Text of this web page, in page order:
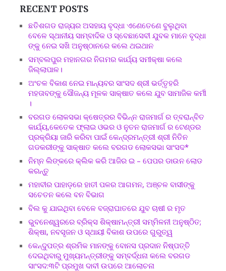
RECENT POSTS
ଛତିଶଗଡ ରାଜ୍ୟର ଅସହାୟ ବୃଦ୍ଧା ଏଣେତେଣେ ବୁଲୁଥିବା
ବେଳେ ସ୍ଥାନୀୟ ସାମ୍ବାଦିକ ଓ ସ୍ବେଛାସେବୀ ଯୁବକ ମାନେ ବୃଦ୍ଧା
ଙ୍କୁ ନେଇ ସଖି ଅନୁଷ୍ଠାନରେ କଲେ ଥଇଥାନ
ସମ୍ବଲପୁର ମହାନଗର ନିଗମର କାର୍ଯ୍ୟ ସମୀକ୍ଷା କଲେ
ଜିଲ୍ଲାପାଳ।
ଅଂଚଳ ବିକାଶ ନେଇ ମାନ୍ୟବର ସାଂସଦ ଶ୍ରୀ ଭର୍ତ୍ତୃହରି
ମହତାବଙ୍କୁ ସୌଜନ୍ୟ ମୂଳକ ସାକ୍ଷାତ କଲେ ଯୁବ ସାମାଜିକ କର୍ମୀ
।
ବରଗଡ ଲୋକସଭା କ୍ଷେତ୍ରର ବିଭିନ୍ନ ରାଜମାର୍ଗ ର ତ୍ବରାନ୍ବିତ
କାର୍ଯ୍ୟ,କେତେକ ଫ୍ଲାଇ ଓଭର ଓ ନୁତନ ରାଜମାର୍ଗ ର ଟେଣ୍ଡର
ପ୍ରକ୍ରିୟା ଜାରି କରିବା ପାଇଁ କେନ୍ଦ୍ରମନ୍ତ୍ରୀ ଶ୍ରୀ ନିତିନ
ଗଡକରୀଙ୍କୁ ସାକ୍ଷାତ କଲେ ବରଗଡ ଲୋକସଭା ସାଂସଦ*
ନିମ୍ନ ଲିଙ୍କରେ କ୍ଲିକ କରି ଆଜିର ଇ – ପେପର ଡାଉନ ଲୋଡ
କରନ୍ତୁ
ମହାବୀର ପାହାଡ଼ରେ ହାତୀ ପଳର ଆଗମନ, ଅଞ୍ଚଳ ବାସୀଙ୍କୁ
ସଚେତନ କଲେ ବନ ବିଭାଗ
ବିଲ କୁ ଯାଇଥିବା ବେଳେ ବଜ୍ରାଘାତରେ ଯୁବ ଚାଷୀ ର ମୃତ
ଭୁବନେଶ୍ୱରରେ ବ୍ରିକ୍ସ ଶିକ୍ଷାମନ୍ତ୍ରୀ ସମ୍ମିଳନୀ ଅନୁଷ୍ଠିତ;
ଶିକ୍ଷା, ନବସୃଜନ ଓ ସ୍ଥାୟୀ ବିକାଶ ଉପରେ ଗୁରୁତ୍ୱ
କେନ୍ଦୁପତ୍ର ଶ୍ରମିକ ମାନଙ୍କୁ ବୋନସ ପ୍ରଦାନ ନିଷ୍ପତ୍ତି
ଦେଇଥିବାରୁ ମୁଖ୍ୟମନ୍ତ୍ରୀଙ୍କୁ ସମ୍ବର୍ଦ୍ଧନା କଲେ ବରଗଡ
ସାଂସଦ:୩ଟି ପ୍ରମୁଖ ଦାବୀ ଉପରେ ଆଲୋଚନା